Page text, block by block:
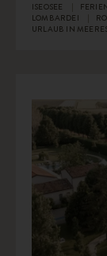
ISEOSEE
LOMBARDEI
URLAUB IN